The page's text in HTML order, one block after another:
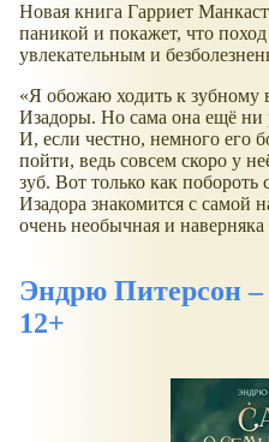
Новая книга Гарриет
паникой и покажет, что
увлекательным и
Я обожаю ходить к зубному
Изадоры. Но сама она ещё ни
И, если честно, немного его
пойти, ведь совсем скоро у
зуб. Вот только как побороть
Изадора знакомится с самой
очень необычная и
Эндрю Питерсон
12+